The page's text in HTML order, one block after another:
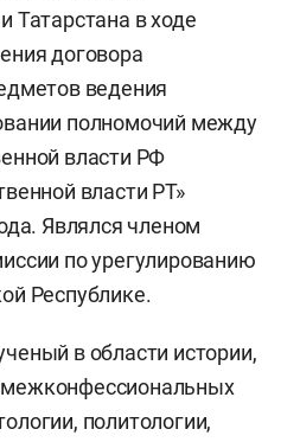
Татарстана в ходе
договора
ведения
полномочий между
власти РФ
власти РТ»
Являлся членом
по урегулированию
Республике.
в области истории,
политологии,